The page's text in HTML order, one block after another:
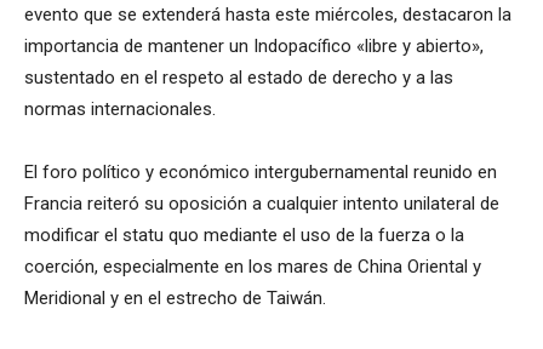
evento que se extenderá hasta este miércoles, destacaron la
importancia de mantener un Indopacífico «libre y abierto»,
sustentado en el respeto al estado de derecho y a las
normas internacionales.
El foro político y económico intergubernamental reunido en
Francia reiteró su oposición a cualquier intento unilateral de
modificar el statu quo mediante el uso de la fuerza o la
coerción, especialmente en los mares de China Oriental y
Meridional y en el estrecho de Taiwán.